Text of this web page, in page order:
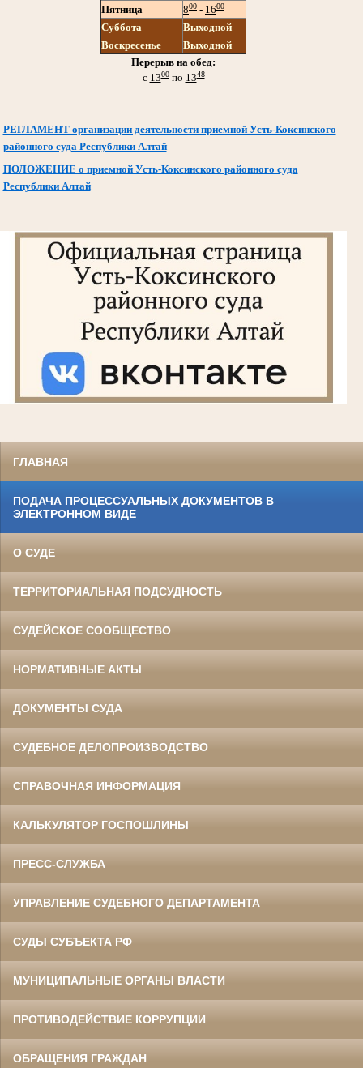
Пятница 800 - 1600
Суббота
Выходной
Воскресенье
Выходной
Перерыв на обед:
с 1300по 1348
РЕГЛАМЕНТ организации деятельности приемной Усть-Коксинского
районного суда Республики Алтай
ПОЛОЖЕНИЕ о приемной Усть-Коксинского районного суда
Республики Алтай
ГЛАВНАЯ
ПОДАЧА ПРОЦЕССУАЛЬНЫХ ДОКУМЕНТОВ В
ЭЛЕКТРОННОМ ВИДЕ
О СУДЕ
ТЕРРИТОРИАЛЬНАЯ ПОДСУДНОСТЬ
СУДЕЙСКОЕ СООБЩЕСТВО
НОРМАТИВНЫЕ АКТЫ
ДОКУМЕНТЫ СУДА
СУДЕБНОЕ ДЕЛОПРОИЗВОДСТВО
СПРАВОЧНАЯ ИНФОРМАЦИЯ
КАЛЬКУЛЯТОР ГОСПОШЛИНЫ
ПРЕСС-СЛУЖБА
УПРАВЛЕНИЕ СУДЕБНОГО ДЕПАРТАМЕНТА
СУДЫ СУБЪЕКТА РФ
МУНИЦИПАЛЬНЫЕ ОРГАНЫ ВЛАСТИ
ПРОТИВОДЕЙСТВИЕ КОРРУПЦИИ
ОБРАЩЕНИЯ ГРАЖДАН